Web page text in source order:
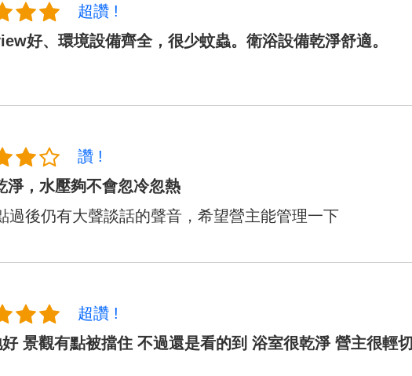
超讚 !
好、環境設備齊全，很少蚊蟲。衛浴設備乾淨舒適。
讚 !
淨，水壓夠不會忽冷忽熱
過後仍有大聲談話的聲音，希望營主能管理一下
超讚 !
景觀有點被擋住 不過還是看的到 浴室很乾淨 營主很輕切